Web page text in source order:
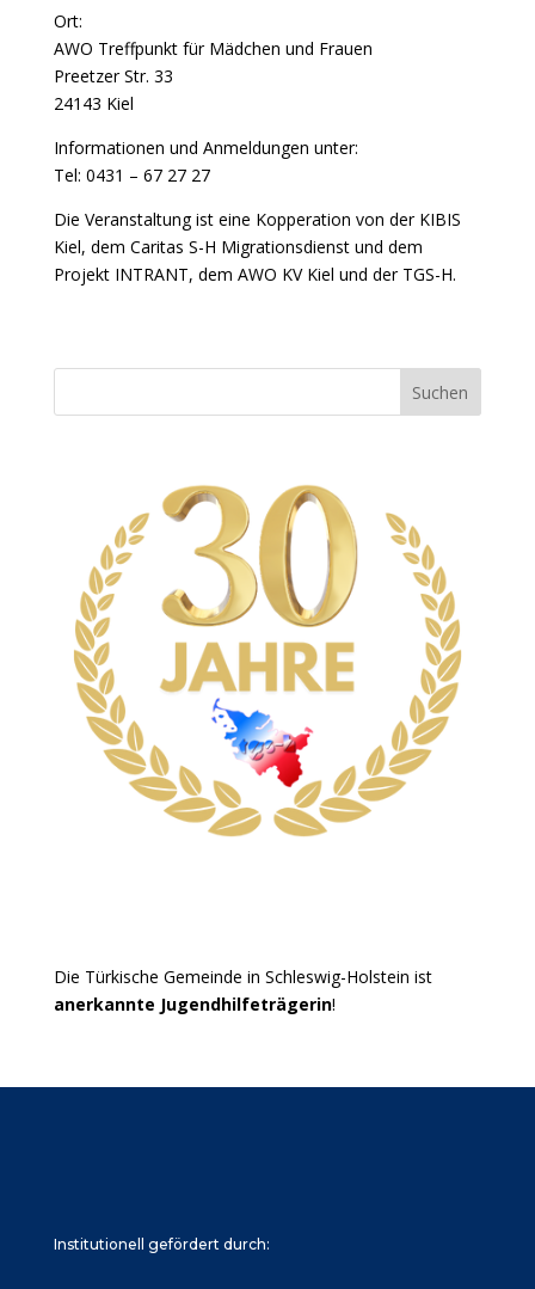
Ort:
AWO Treffpunkt für Mädchen und Frauen
Preetzer Str. 33
24143 Kiel
Informationen und Anmeldungen unter:
Tel: 0431 – 67 27 27
Die Veranstaltung ist eine Kopperation von der KIBIS
Kiel, dem Caritas S-H Migrationsdienst und dem
Projekt INTRANT, dem AWO KV Kiel und der TGS-H.
Suchen
Die Türkische Gemeinde in Schleswig-Holstein ist
anerkannte Jugendhilfeträgerin!
Institutionell gefördert durch: